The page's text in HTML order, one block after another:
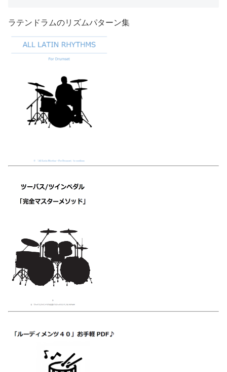
ラテンドラムのリズムパターン集